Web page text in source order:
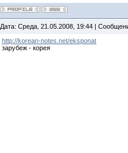
Дата: Среда, 21.05.2008, 19:44 |
http://korean-notes.net/eksponat
зарубеж - корея